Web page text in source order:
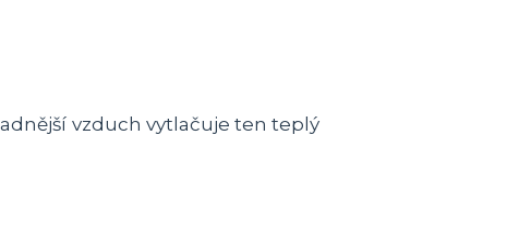
vzduch vytlačuje ten teplý